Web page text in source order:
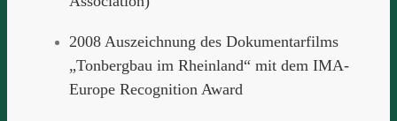
2008 Auszeichnung des Dokumentarfilms
„Tonbergbau im Rheinland“ mit dem IMA-
Europe Recognition Award